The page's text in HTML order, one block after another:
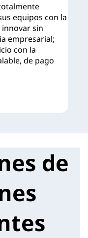
equipos con la
sin
empresarial;
con la
de pago
de